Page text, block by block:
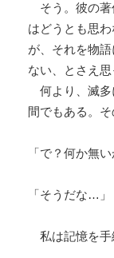
そう。彼の著
はどうとも思
が、それを物
ない、とさえ思
何より、滅多
間でもある。
「で？何か無い
「そうだな…」
私は記憶を手